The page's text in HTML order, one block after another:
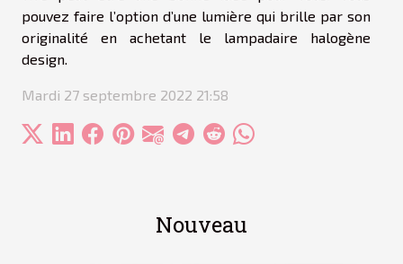
pouvez faire l’option d’une lumière qui brille par son
originalité en achetant le lampadaire halogène
design.
Mardi 27 septembre 2022 21:58
Nouveau